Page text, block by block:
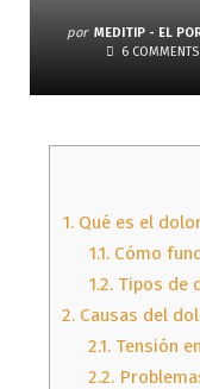
por MEDITIP - EL
6 COMMENTS
1.Qué es el
1.1. Cómo
1.2. Tipos de
2.Causas del
2.1. Tensión
2.2.